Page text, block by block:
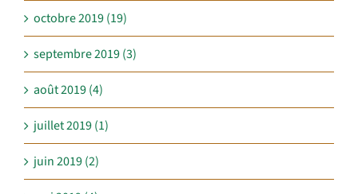
octobre 2019 (19)
septembre 2019 (3)
août 2019 (4)
juillet 2019 (1)
juin 2019 (2)